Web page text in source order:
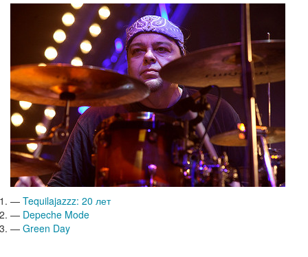
— Tequilajazzz: 20 лет
— Depeche Mode
— Green Day